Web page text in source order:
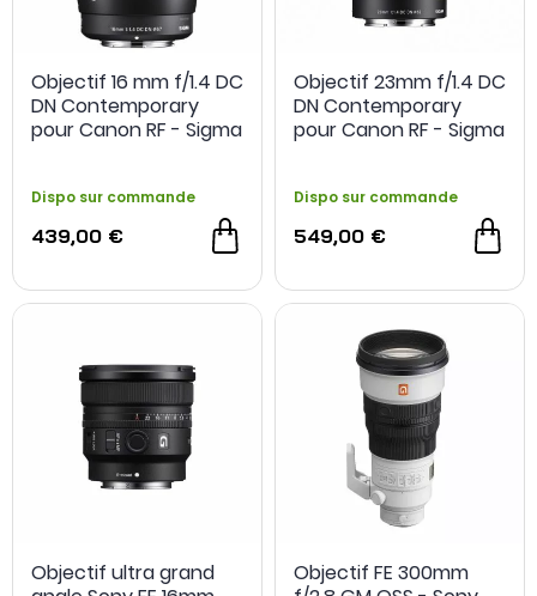
Objectif 16 mm f/1.4 DC
DN Contemporary
pour Canon RF - Sigma
Dispo sur commande
439,00 €
Objectif 23mm f/1.4 DC
DN Contemporary
pour Canon RF - Sigma
Dispo sur commande
549,00 €
Objectif ultra grand
Objectif FE 300mm